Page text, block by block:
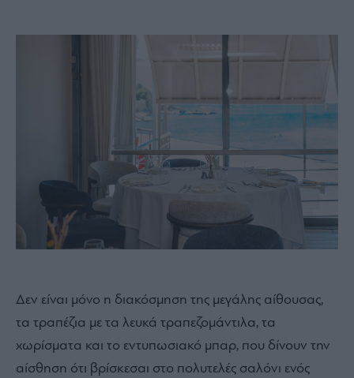
Δεν είναι μόνο η διακόσμηση της μεγάλης αίθουσας,
τα τραπέζια με τα λευκά τραπεζομάντιλα, τα
χωρίσματα και το εντυπωσιακό μπαρ, που δίνουν την
αίσθηση ότι βρίσκεσαι στο πολυτελές σαλόνι ενός